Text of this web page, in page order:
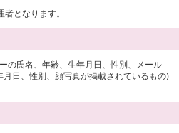
となります。
の氏名、年齢、生年月日、性別、メール
日、性別、顔写真が掲載されているもの)